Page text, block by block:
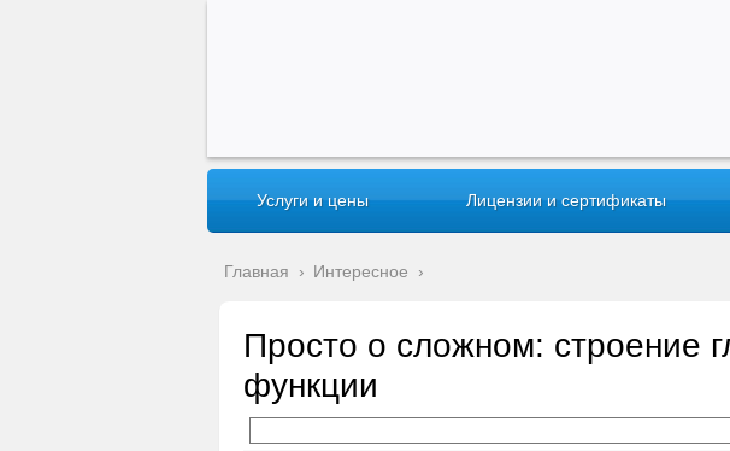
Услуги и цены Лицензии и сертификаты
Главная › Интересное ›
Просто о сложном: строение
функции